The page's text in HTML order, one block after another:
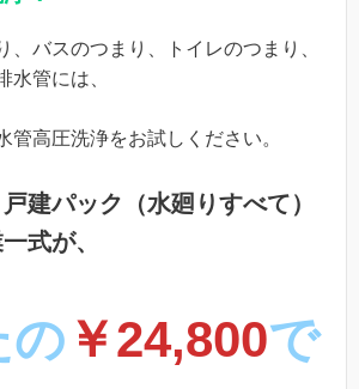
、バスのつまり、トイレのつまり、
水管には、
管高圧洗浄をお試しください。
建パック（水廻りすべて）
式が、
の ￥24,800で